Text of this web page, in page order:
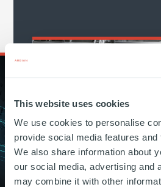
This website uses cookies
We use cookies to personalise
provide social media features
We also share information about
our social media, advertising and
may combine it with other